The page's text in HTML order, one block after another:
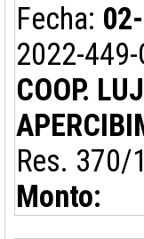
Fecha:
2022-
COOP.
Res. 370/
Monto: